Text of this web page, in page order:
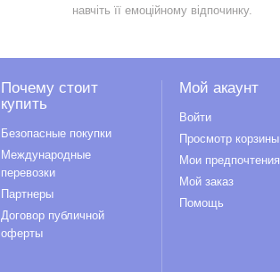
навчіть її емоційному відпочинку.
Почему стоит
купить
Безопасные покупки
Международные
перевозки
Партнеры
Договор публичной
оферты
Мой акаунт
Войти
Просмотр корзины
Мои предпочтения
Мой заказ
Помощь